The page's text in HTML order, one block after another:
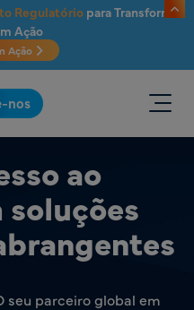
Regulatóriopara Transformar
Ação
Ação
nos
ao
seu parceiro global em